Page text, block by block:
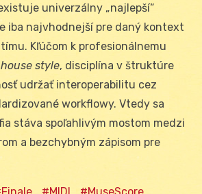
univerzálny „najlepší“
iba najvhodnejší pre daný kontext
Kľúčom k profesionálnemu
house style, disciplína v štruktúre
udržať interoperabilitu cez
workflowy. Vtedy sa
stáva spoľahlivým mostom medzi
a bezchybným zápisom pre